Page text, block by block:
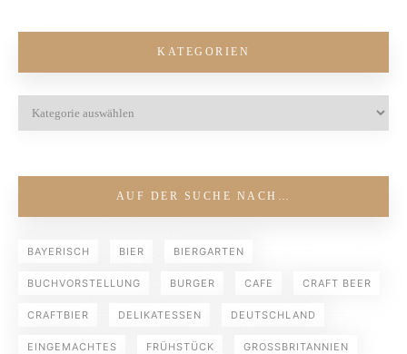
KATEGORIEN
AUF DER SUCHE NACH…
BAYERISCH BIER BIERGARTEN
BUCHVORSTELLUNG BURGER CAFE CRAFT BEER
CRAFTBIER DELIKATESSEN DEUTSCHLAND
EINGEMACHTES FRÜHSTÜCK GROSSBRITANNIEN